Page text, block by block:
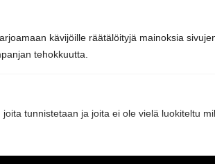
kävijöille räätälöityjä mainoksia
tehokkuutta.
tunnistetaan ja joita ei ole vielä luokiteltu
Muuuntotie 3, 01510 VANTAA
(Kannus-Talon yhteydessä)
info@sunsauna.fi
Aukioloajat: ma-pe klo 10 – 16. Muina